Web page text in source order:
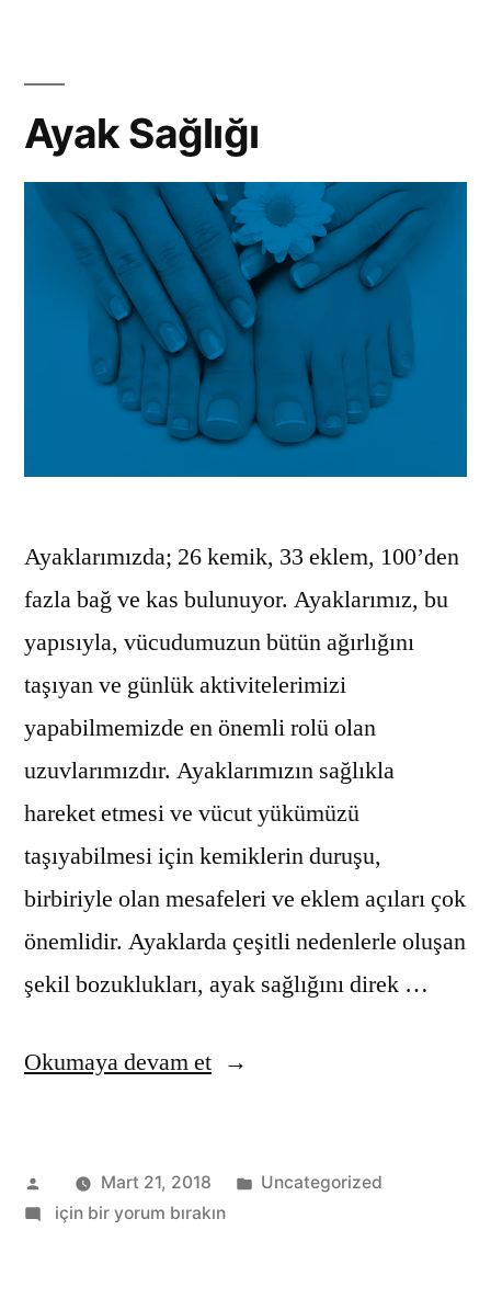
Ayak Sağlığı
Ayaklarımızda; 26 kemik, 33 eklem, 100’den
fazla bağ ve kas bulunuyor. Ayaklarımız, bu
yapısıyla, vücudumuzun bütün ağırlığını
taşıyan ve günlük aktivitelerimizi
yapabilmemizde en önemli rolü olan
uzuvlarımızdır. Ayaklarımızın sağlıkla
hareket etmesi ve vücut yükümüzü
taşıyabilmesi için kemiklerin duruşu,
birbiriyle olan mesafeleri ve eklem açıları çok
önemlidir. Ayaklarda çeşitli nedenlerle oluşan
şekil bozuklukları, ayak sağlığını direk …
Okumaya devam et“Ayak
Gönderen:Mart 21, 2018 Kategori:
Uncategorized
Ayak
için bir yorum bırakın